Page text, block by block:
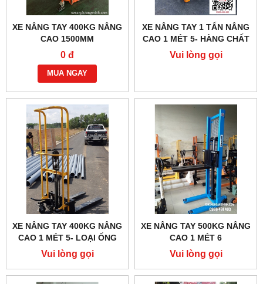
XE NÂNG TAY 400KG NÂNG
CAO 1500MM
0 đ
MUA NGAY
XE NÂNG TAY 1 TẤN NÂNG
CAO 1 MÉT 5- HÀNG CHẤT
LƯỢNG CAO
Vui lòng gọi
XE NÂNG TAY 400KG NÂNG
CAO 1 MÉT 5- LOẠI ỐNG
TRÒN
Vui lòng gọi
XE NÂNG TAY 500KG NÂNG
CAO 1 MÉT 6
Vui lòng gọi